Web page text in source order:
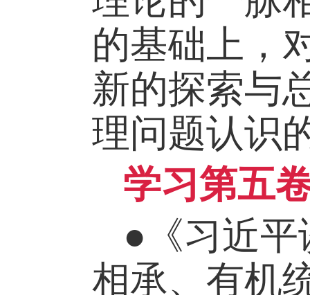
的基础上，
新的探索与
理问题认识
学习第五
●《习近
相承、有机